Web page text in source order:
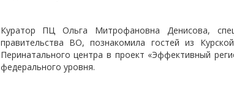
Куратор ПЦ Ольга Митрофановна Денисова,
правительства ВО, познакомила гостей из
Перинатального центра в проект «Эффективный
федерального уровня.